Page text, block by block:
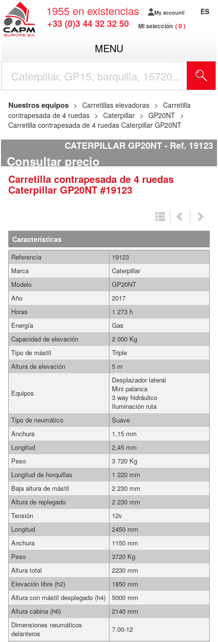
1955 en existencias
+33 (0)3 44 32 32 50
My account
Mi selección 0
ES
MENU
Nuestros equipos Carretillas elevadoras
Carretilla
contrapesada de 4 ruedas
Caterpillar
GP20NT
Carretilla contrapesada de 4 ruedas Caterpillar GP20NT
CATERPILLAR GP20NT Ref. 19123
Consultar precio
Carretilla contrapesada de 4 ruedas
Caterpillar GP20NT #19123
Características
Referencia
19123
Marca
Caterpillar
Modelo
GP20NT
Año
2017
Horas
1 273 h
Energía
Gas
Capacidad de elevación
2 000 Kg
Tipo de mástil
Triple
Altura de elevación
5 m
Equipos
Desplazador lateral
Mini palanca
3 way hidráulico
Iluminación ruta
Tipo de neumático
Suave
Anchura
1,15 mm
Longitud
2,45 mm
Peso
3 720 Kg
Longitud de horquillas
1 220 mm
Baja altura de mástil
2 230 mm
Altura de replegado
2 230 mm
Tensión
12v
Longitud
2450 mm
Anchura
1150 mm
Peso
3720 Kg
Altura total
2230 mm
Elevación libre (h2)
1850 mm
Altura con mástil desplegado (h4)
5000 mm
Altura cabina (h6)
2140 mm
Dimensiones neumáticos
delanteros
7.00-12